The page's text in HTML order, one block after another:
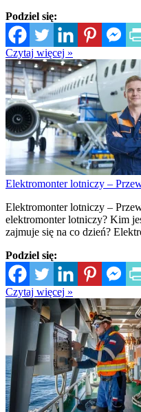
Podziel się:
Czytaj więcej »
Elektromonter lotniczy –
Elektromonter lotniczy –
elektromonter lotniczy? Kim
zajmuje się na co dzień?
Podziel się:
Czytaj więcej »